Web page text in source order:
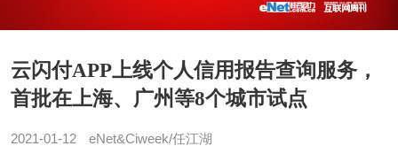
云闪付APP上线个人信用报告查询服务，
首批在上海、广州等8个城市试点
2021-01-12 eNet&Ciweek/任江湖